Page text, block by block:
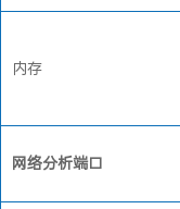
内存
网络分析端口